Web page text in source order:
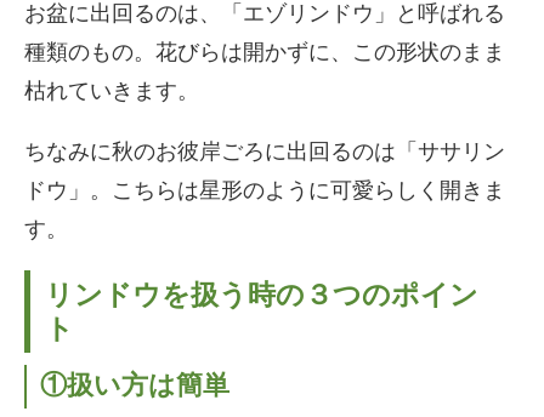
お盆に出回るのは、「エゾリンドウ」と呼ばれる
種類のもの。花びらは開かずに、この形状のまま
枯れていきます。
ちなみに秋のお彼岸ごろに出回るのは「ササリン
ドウ」。こちらは星形のように可愛らしく開きま
す。
リンドウを扱う時の３つのポイン
ト
①扱い方は簡単